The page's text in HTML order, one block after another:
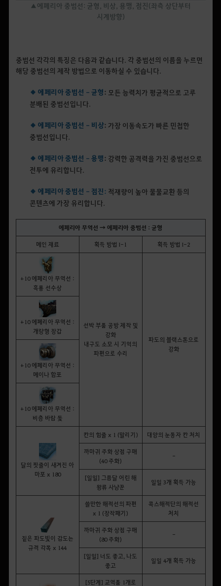
▲에페리아 중범선: 균형, 비상, 용맹, 점진(좌측 상단부터
시계방향)
중범선 각각의 특징은 다음과 같습니다. 각 중범선의 이름을 누르면
해당 중범선의 제작 방법으로 이동하실 수 있습니다.
◆ 에페리아 중범선 - 균형: 모든 능력치가 평균적으로 고루
분배된 중범선입니다.
◆ 에페리아 중범선 - 비상: 가장 이동속도가 빠른 민첩한
중범선입니다.
◆ 에페리아 중범선 - 용맹: 강력한 공격력을 가진 중범선으로
전투에 유리합니다.
◆ 에페리아 중범선 - 점진: 적재량이 높아 물물교환 등의
콘텐츠에 가장 유리합니다.
에페리아 무역선 → 에페리아 중범선 : 균형
메인 재료 획득 방법 I-1 획득 방법 I-2
+10에페리아 무역선 :
흑룡 선수상
선박 부품 공방 제작 및
강화
내구도 소모 시 기억의
파편으로 수리
파도의 블랙스톤으로
강화
+10에페리아 무역선 :
개량형 장갑
+10에페리아 무역선 :
메이나 함포
+10에페리아 무역선 :
비층 바람 돛
달의 핏줄이 새겨진 아
마포 x 180
칸의 힘줄 x 1 (말리기) 대양의 눈동자 칸 처치
까마귀 주화 상점 구매
(40 주화)
-
[일일] 그믐달 어린 해
왕류 사냥꾼
일일 3개 획득 가능
짙은 파도빛이 감도는
규격 각목 x 144
쓸만한 해적선의 파편
x 1 (장작패기)
콕스해적단의 해적선
처치
까마귀 주화 상점 구매
(80 주화)
-
[일일] 너도 좋고, 나도
좋고
일일 4개 획득 가능
[5단계] 교역품 1개로